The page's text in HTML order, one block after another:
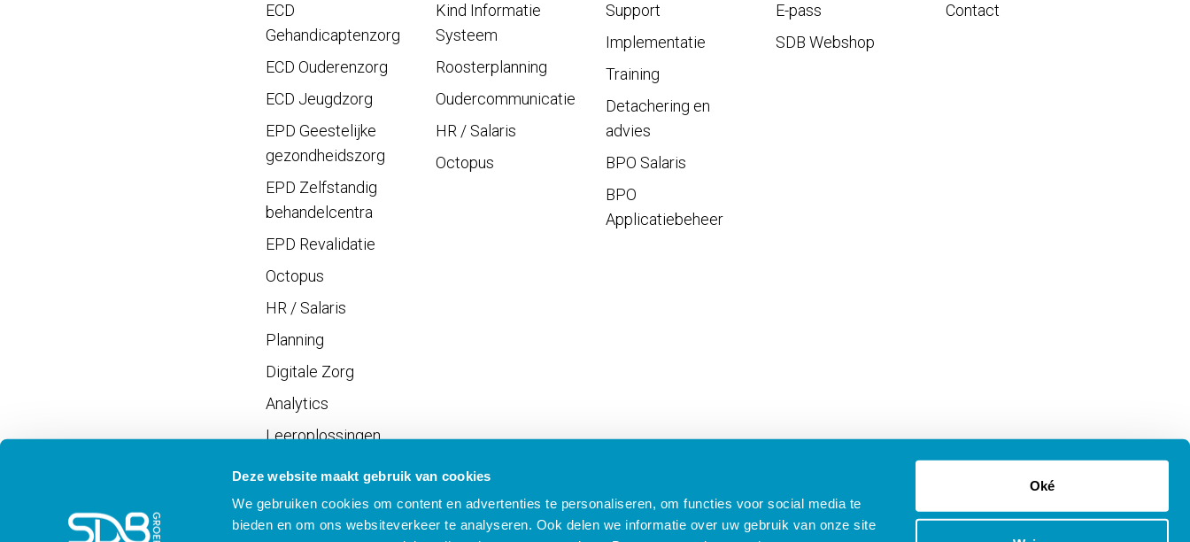
Deze website maakt gebruik van cookies
We gebruiken cookies om content en advertenties te personaliseren, om functies voor social media te
bieden en om ons websiteverkeer te analyseren. Ook delen we informatie over uw gebruik van onze site
Oké
ECD
Gehandicaptenzorg
ECD Ouderenzorg
ECD Jeugdzorg
EPD Geestelijke
gezondheidszorg
EPD Zelfstandig
behandelcentra
EPD Revalidatie
Octopus
HR / Salaris
Planning
Digitale Zorg
Analytics
Leeroplossingen
Vrijwilligersportaal
Kind Informatie
Systeem
Roosterplanning
Oudercommunicatie
HR / Salaris
Octopus
Support
Implementatie
Training
Detachering en
advies
BPO Salaris
BPO
Applicatiebeheer
E-pass
SDB Webshop
Contact